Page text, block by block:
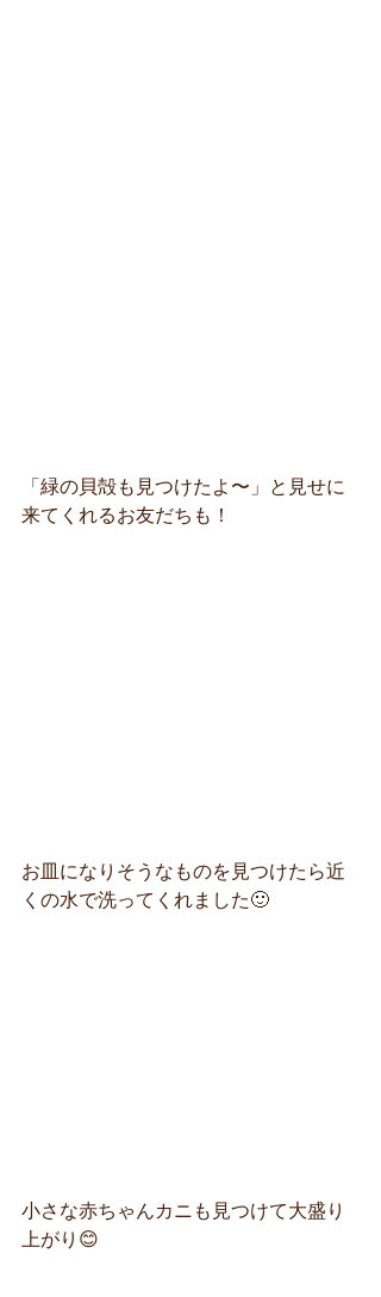
「緑の貝殻も見つけたよ〜」と見せに
来てくれるお友だちも！
お皿になりそうなものを見つけたら近
くの水で洗ってくれました🙂
小さな赤ちゃんカニも見つけて大盛り
上がり😊